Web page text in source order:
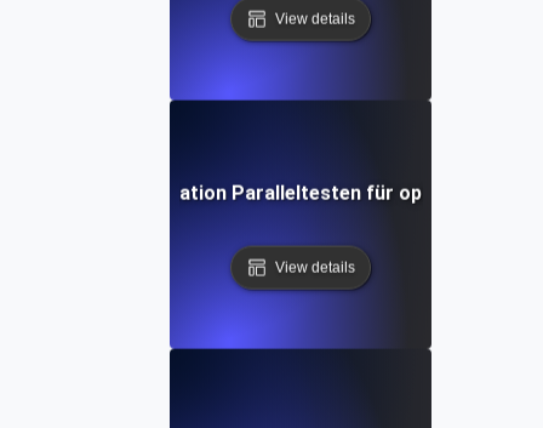
View details
Kommunikation Paralleltesten für optimierte
View details